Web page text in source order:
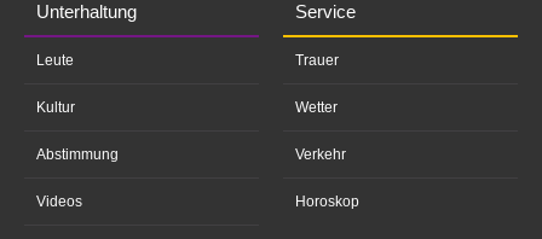
Unterhaltung
Leute
Kultur
Abstimmung
Videos
Service
Trauer
Wetter
Verkehr
Horoskop